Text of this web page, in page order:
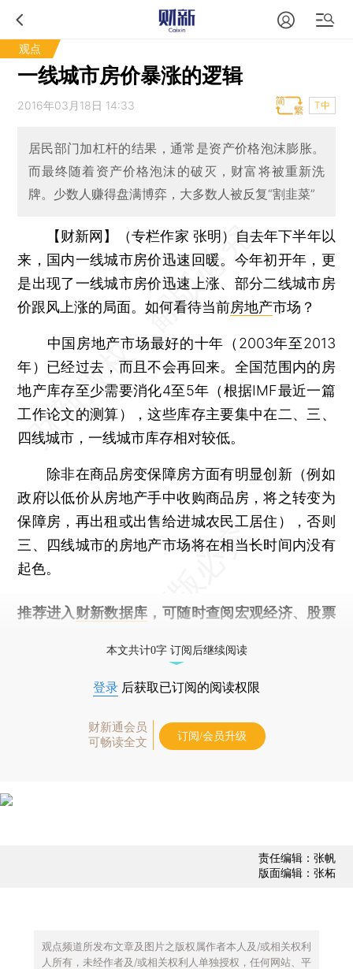
观点
一线城市房价暴涨的逻辑
2016年03月18日 14:33 T中
居民部门加杠杆的结果，通常是资产价格泡沫膨胀。
而最终随着资产价格泡沫的破灭，财富将被重新洗
牌。少数人赚得盘满博弈，大多数人被反复“割韭菜”
【财新网】（专栏作家 张明） 自去年下半年以
来，国内一线城市房价迅速回暖。今年初开年，更
是出现了一线城市房价迅速上涨、部分二线城市房
价跟风上涨的局面。如何看待当前房地产市场？
中国房地产市场最好的十年（2003年至2013
年）已经过去，而且不会再回来。全国范围内的房
地产库存至少需要消化4至5年（根据IMF最近一篇
工作论文的测算），这些库存主要集中在二、三、
四线城市，一线城市库存相对较低。
除非在商品房变保障房方面有明显创新（例如
政府以低价从房地产手中收购商品房，将之转变为
保障房，再出租或出售给进城农民工居住），否则
三、四线城市的房地产市场将在相当长时间内没有
起色。
推荐进入 财新数据库 ，可随时查阅宏观经济、股票
本文共计0字 订阅后继续阅读
登录 后获取已订阅的阅读权限
财新通会员
可畅读全文
订阅/会员升级
责任编辑：张帆
版面编辑：张柘
观点频道所发布文章及图片之版权属作者本人及/或相关权利
人所有，未经作者及/或相关权利人单独授权，任何网站、平